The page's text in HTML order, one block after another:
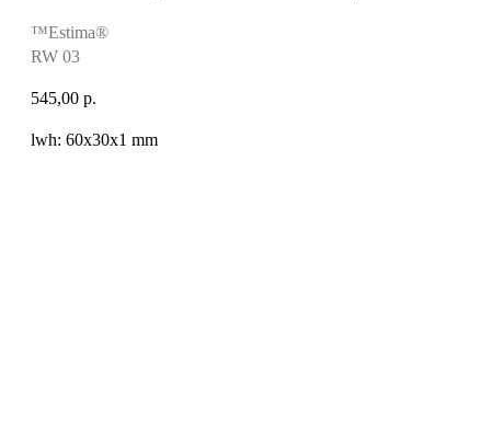
™Estima®
RW 03
545,00 р.
lwh: 60x30x1 mm